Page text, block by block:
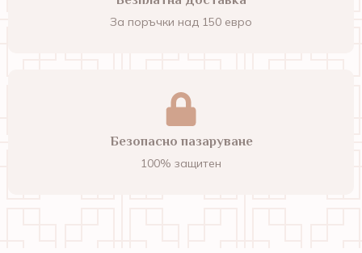
За поръчки над 150 евро
Безопасно пазаруване
100% защитен